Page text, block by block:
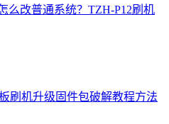
么改普通系统？TZH-P12刷机
刷机升级固件包破解教程方法